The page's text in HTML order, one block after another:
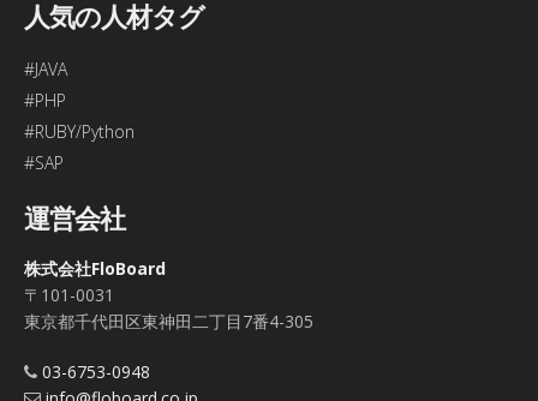
人気の人材タグ
#JAVA
#PHP
#RUBY/Python
#SAP
運営会社
株式会社FloBoard
〒101-0031
東京都千代田区東神田二丁目7番4-305
03-6753-0948